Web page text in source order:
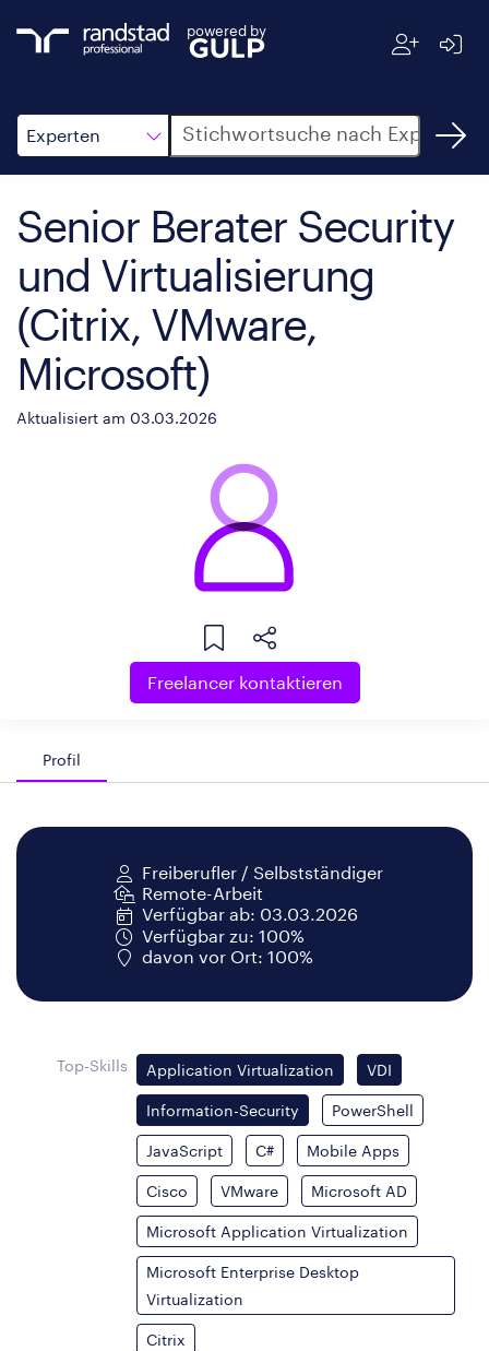
powered by
Experten
Suche
Senior Berater Security
und Virtualisierung
(Citrix, VMware,
Microsoft)
Aktualisiert am 03.03.2026
Freelancer kontaktieren
Profil
Freiberufler / Selbstständiger
Remote-Arbeit
Verfügbar ab: 03.03.2026
Verfügbar zu: 100%
davon vor Ort: 100%
Top-Skills Application Virtualization VDI
Information-Security PowerShell
JavaScript C# Mobile Apps
Cisco VMware Microsoft AD
Microsoft Application Virtualization
Microsoft Enterprise Desktop
Virtualization
Citrix